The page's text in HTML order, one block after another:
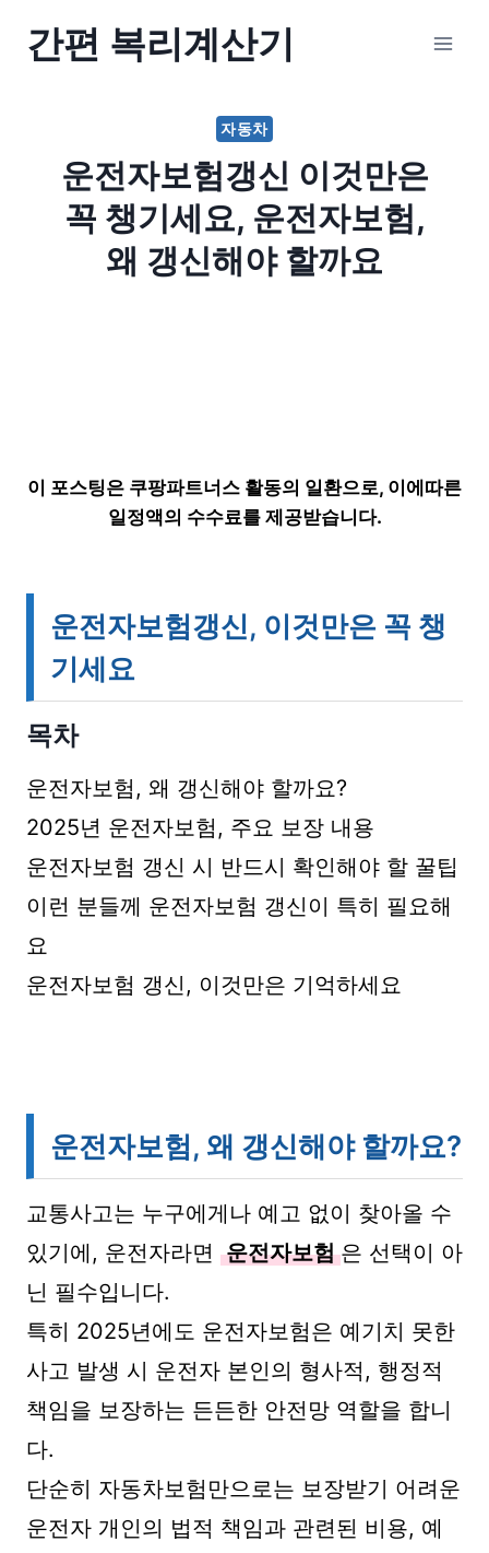
간편 복리계산기
자동차
운전자보험갱신 이것만은
꼭 챙기세요, 운전자보험,
왜 갱신해야 할까요
이 포스팅은 쿠팡파트너스 활동의 일환으로, 이에따른
일정액의 수수료를 제공받습니다.
운전자보험갱신, 이것만은 꼭 챙
기세요
목차
운전자보험, 왜 갱신해야 할까요?
2025년 운전자보험, 주요 보장 내용
운전자보험 갱신 시 반드시 확인해야 할 꿀팁
이런 분들께 운전자보험 갱신이 특히 필요해
요
운전자보험 갱신, 이것만은 기억하세요
운전자보험, 왜 갱신해야 할까요?
교통사고는 누구에게나 예고 없이 찾아올 수
있기에, 운전자라면 운전자보험 은 선택이 아
닌 필수입니다.
특히 2025년에도 운전자보험은 예기치 못한
사고 발생 시 운전자 본인의 형사적, 행정적
책임을 보장하는 든든한 안전망 역할을 합니
다.
단순히 자동차보험만으로는 보장받기 어려운
운전자 개인의 법적 책임과 관련된 비용, 예